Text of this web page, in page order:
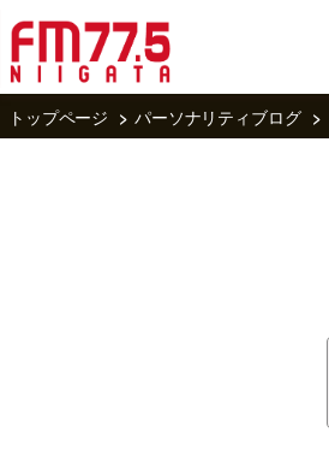
トップページ
パーソナリティブログ